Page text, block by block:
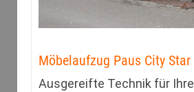
Möbelaufzug Paus City Star
Ausgereifte Technik für Ihre